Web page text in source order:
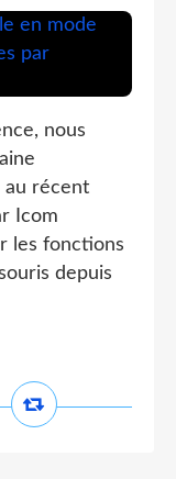
nous
au récent
Icom
les fonctions
depuis